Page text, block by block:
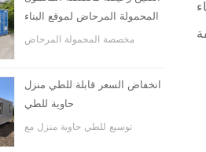
المحمولة المرحاض لموقع البناء
مخصصة المحمولة المرحاض
انخفاض السعر قابلة للطي منزل
حاوية للطي
توسيع للطي حاوية منزل مع